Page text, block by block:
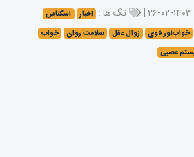
۱۴۰۳-۰۲-۲۶ | تگ ها : اخبار
اسکناس
خواب‌آور قوی زوال عقل سلامت روان
خواب
عصبی